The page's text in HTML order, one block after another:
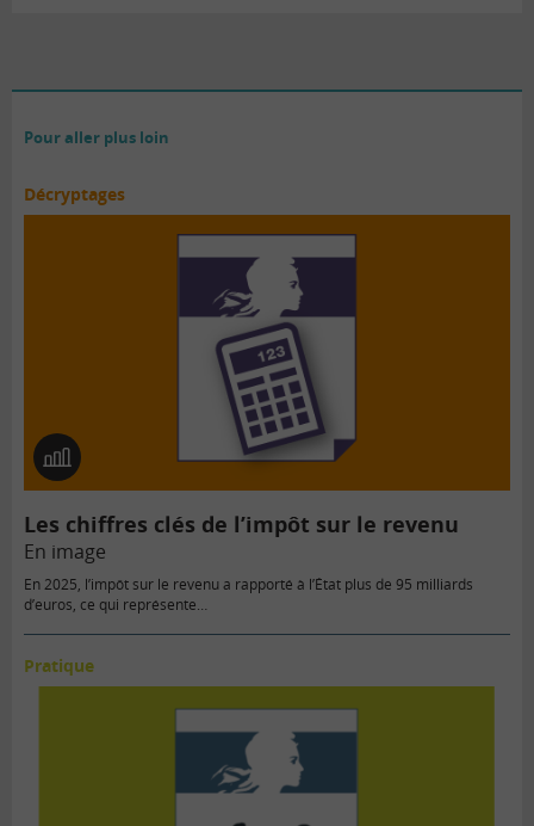
Pour aller plus loin
Décryptages
En
image
Les chiffres clés de l’impôt sur le revenu
En image
En 2025, l’impôt sur le revenu a rapporté à l’État plus de 95 milliards
d’euros, ce qui représente…
Pratique